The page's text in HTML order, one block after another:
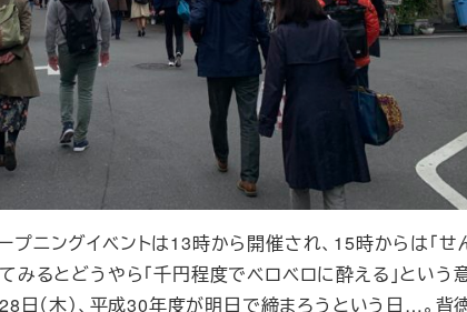
ニングイベントは13時から開催され、15時からは「せ
みるとどうやら「千円程度でベロベロに酔える」とい
日（木）、平成30年度が明日で締まろうという日…。